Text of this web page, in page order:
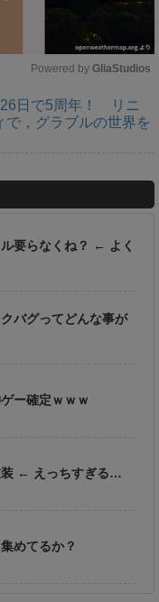
M
u
Powered by GliaStudios
26日で5周年！ リニ
で，グラブルの世界を
ル要らなくね？ ← よく
バグってどんな事が
ー確定ｗｗｗ
装 ← えっちすぎる…
めてるか？